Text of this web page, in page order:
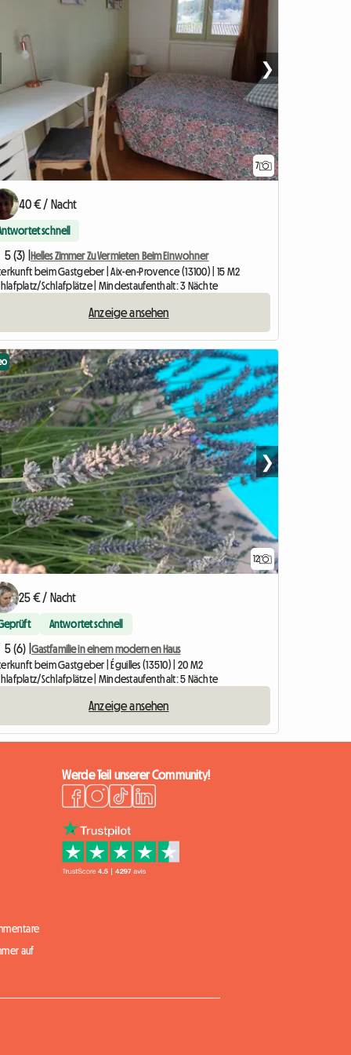
7
❯
40 € / Nacht
schnell
5 (3) |
Helles Zimmer Zu Vermieten Beim Einwohner
beim Gastgeber | Aix-en-Provence (13100) | 15 M2
Schlafplätze | Mindestaufenthalt: 3 Nächte
Anzeige ansehen
12
❯
25 € / Nacht
Antwortet schnell
5 (6) | Gastfamilie in einem modernen Haus
beim Gastgeber | Éguilles (13510) | 20 M2
Schlafplätze | Mindestaufenthalt: 5 Nächte
Anzeige ansehen
auf
Werde Teil unserer Community!